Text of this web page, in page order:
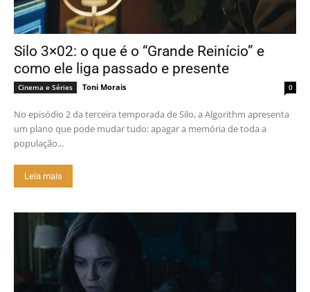
Silo 3×02: o que é o “Grande Reinício” e
como ele liga passado e presente
Cinema e Séries Toni Morais 0
No episódio 2 da terceira temporada de Silo, a Algorithm apresenta
um plano que pode mudar tudo: apagar a memória de toda a
população...
Leia mais